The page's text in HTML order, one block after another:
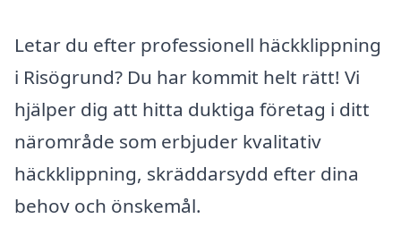
Letar du efter professionell häckklippning
i Risögrund? Du har kommit helt rätt! Vi
hjälper dig att hitta duktiga företag i ditt
närområde som erbjuder kvalitativ
häckklippning, skräddarsydd efter dina
behov och önskemål.